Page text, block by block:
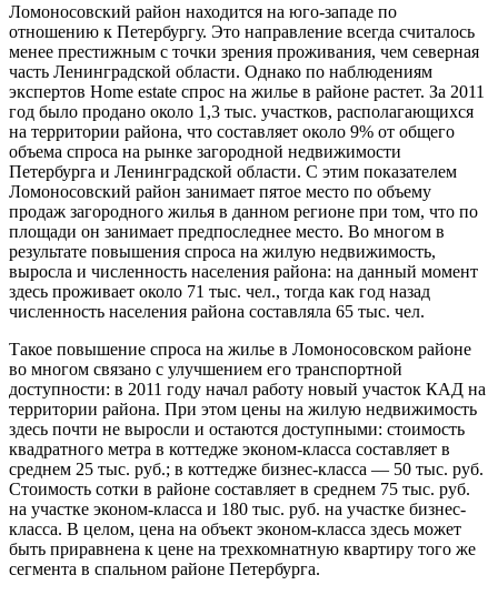
Ломоносовский район находится на юго-западе по
отношению к Петербургу. Это направление всегда считалось
менее престижным с точки зрения проживания, чем северная
часть Ленинградской области. Однако по наблюдениям
экспертов Home estate спрос на жилье в районе растет. За 2011
год было продано около 1,3 тыс. участков, располагающихся
на территории района, что составляет около 9% от общего
объема спроса на рынке загородной недвижимости
Петербурга и Ленинградской области. С этим показателем
Ломоносовский район занимает пятое место по объему
продаж загородного жилья в данном регионе при том, что по
площади он занимает предпоследнее место. Во многом в
результате повышения спроса на жилую недвижимость,
выросла и численность населения района: на данный момент
здесь проживает около 71 тыс. чел., тогда как год назад
численность населения района составляла 65 тыс. чел.
Такое повышение спроса на жилье в Ломоносовском районе
во многом связано с улучшением его транспортной
доступности: в 2011 году начал работу новый участок КАД на
территории района. При этом цены на жилую недвижимость
здесь почти не выросли и остаются доступными: стоимость
квадратного метра в коттедже эконом-класса составляет в
среднем 25 тыс. руб.; в коттедже бизнес-класса — 50 тыс. руб.
Стоимость сотки в районе составляет в среднем 75 тыс. руб.
на участке эконом-класса и 180 тыс. руб. на участке бизнес-
класса. В целом, цена на объект эконом-класса здесь может
быть приравнена к цене на трехкомнатную квартиру того же
сегмента в спальном районе Петербурга.